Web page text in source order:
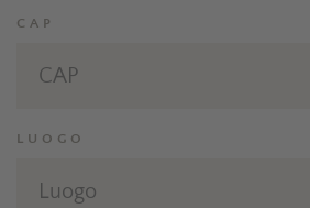
CAP
LUOGO